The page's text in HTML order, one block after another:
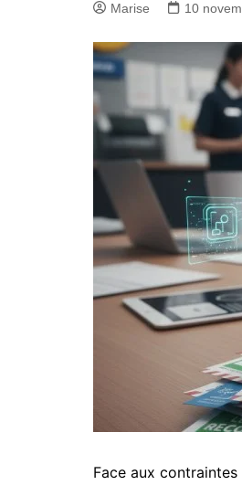
Marise 10
Face aux